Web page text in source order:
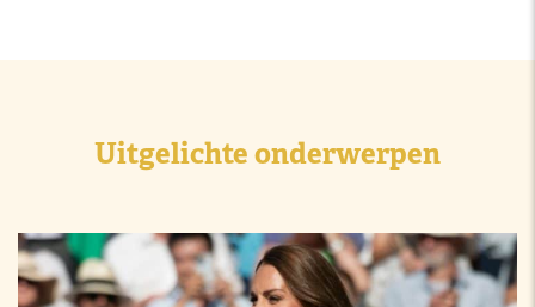
Uitgelichte onderwerpen